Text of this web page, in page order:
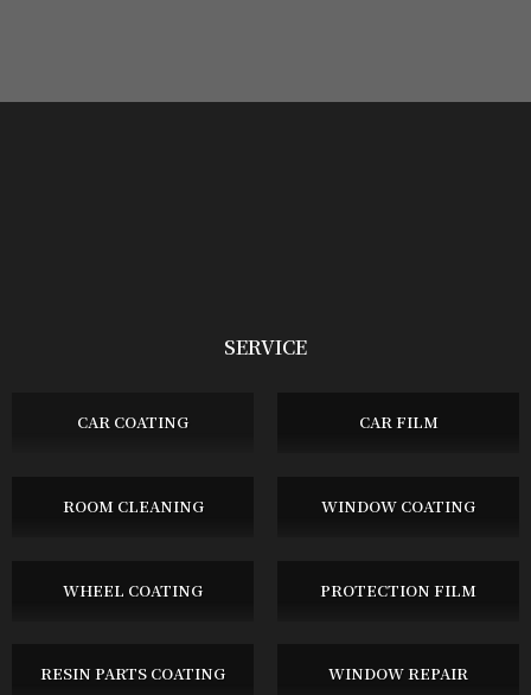
SERVICE
CAR COATING CAR FILM
ROOM CLEANING WINDOW COATING
WHEEL COATING PROTECTION FILM
RESIN PARTS COATING WINDOW REPAIR